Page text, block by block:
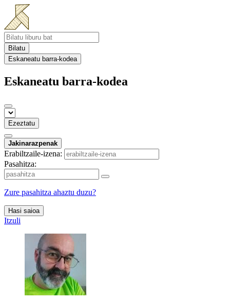
Bilatu
Eskaneatu barra-kodea
Eskaneatu barra-kodea
Ezeztatu
Jakinarazpenak
Erabiltzaile-izena:
Pasahitza:
Zure pasahitza ahaztu duzu?
Hasi saioa
Itzuli